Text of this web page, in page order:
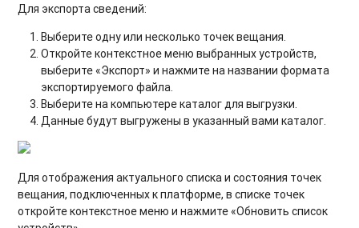
Для экспорта сведений:
Выберите одну или несколько точек вещания.
Откройте контекстное меню выбранных устройств,
выберите «Экспорт» и нажмите на названии формата
экспортируемого файла.
Выберите на компьютере каталог для выгрузки.
Данные будут выгружены в указанный вами каталог.
Для отображения актуального списка и состояния точек
вещания, подключенных к платформе, в списке точек
откройте контекстное меню и нажмите «Обновить список